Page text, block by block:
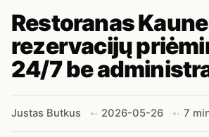
Restoranas
rezervacijų
24/7 be
Justas Butkus 2026-05-26 7